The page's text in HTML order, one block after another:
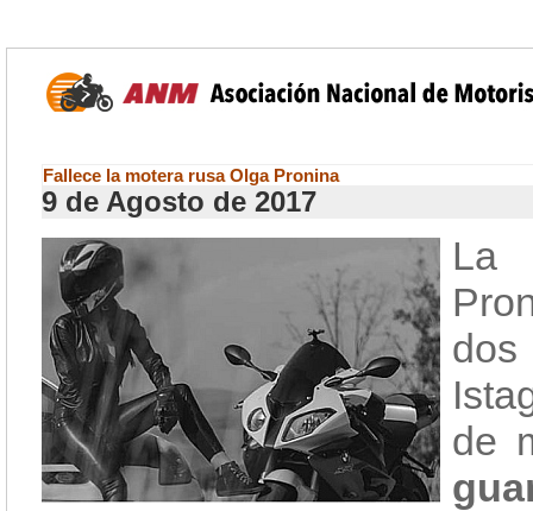
Fallece la motera rusa Olga Pronina
9 de Agosto de 2017
La
de